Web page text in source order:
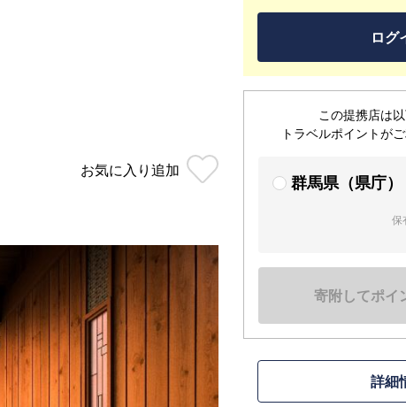
お気に入り 追加
ログ
この提携店は
トラベルポイントが
群馬県（県庁）
保
寄附してポイ
詳細